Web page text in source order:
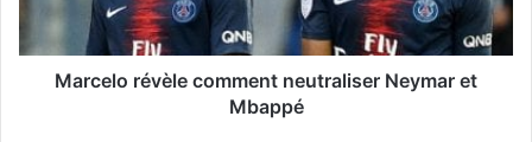
Marcelo révèle comment neutraliser Neymar et
Mbappé